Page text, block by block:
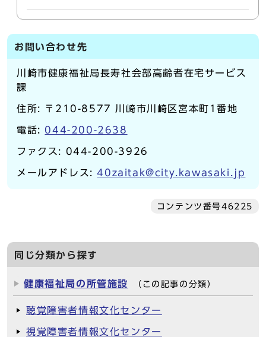
お問い合わせ先
川崎市健康福祉局長寿社会部高齢者在宅サービス
課
住所: 〒210-8577 川崎市川崎区宮本町1番地
電話: 044-200-2638
ファクス: 044-200-3926
メールアドレス:40zaitak@city.kawasaki.jp
コンテンツ番号46225
同じ分類から探す
健康福祉局の所管施設 （この記事の分類）
聴覚障害者情報文化センター
視覚障害者情報文化センター